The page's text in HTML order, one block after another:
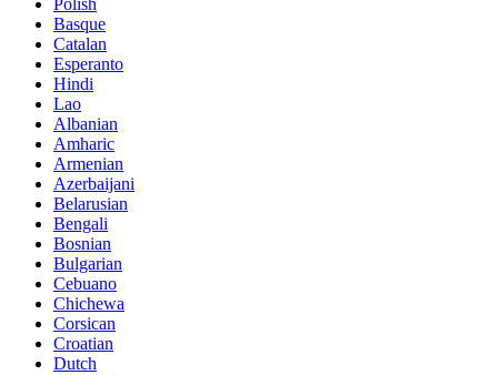
Polish
Basque
Catalan
Esperanto
Hindi
Lao
Albanian
Amharic
Armenian
Azerbaijani
Belarusian
Bengali
Bosnian
Bulgarian
Cebuano
Chichewa
Corsican
Croatian
Dutch